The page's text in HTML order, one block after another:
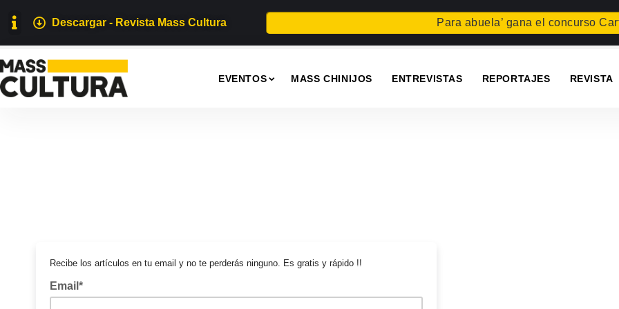
Descargar - Revista Mass Cultura Para abuela’ gana el concurso
EVENTOS MASS CHINIJOS ENTREVISTAS REPORTAJES REVISTA